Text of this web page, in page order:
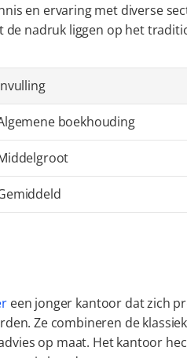
en ervaring met diverse
de nadruk liggen op het
boekhouding
een jonger kantoor dat zich
Ze combineren de
op maat. Het kantoor